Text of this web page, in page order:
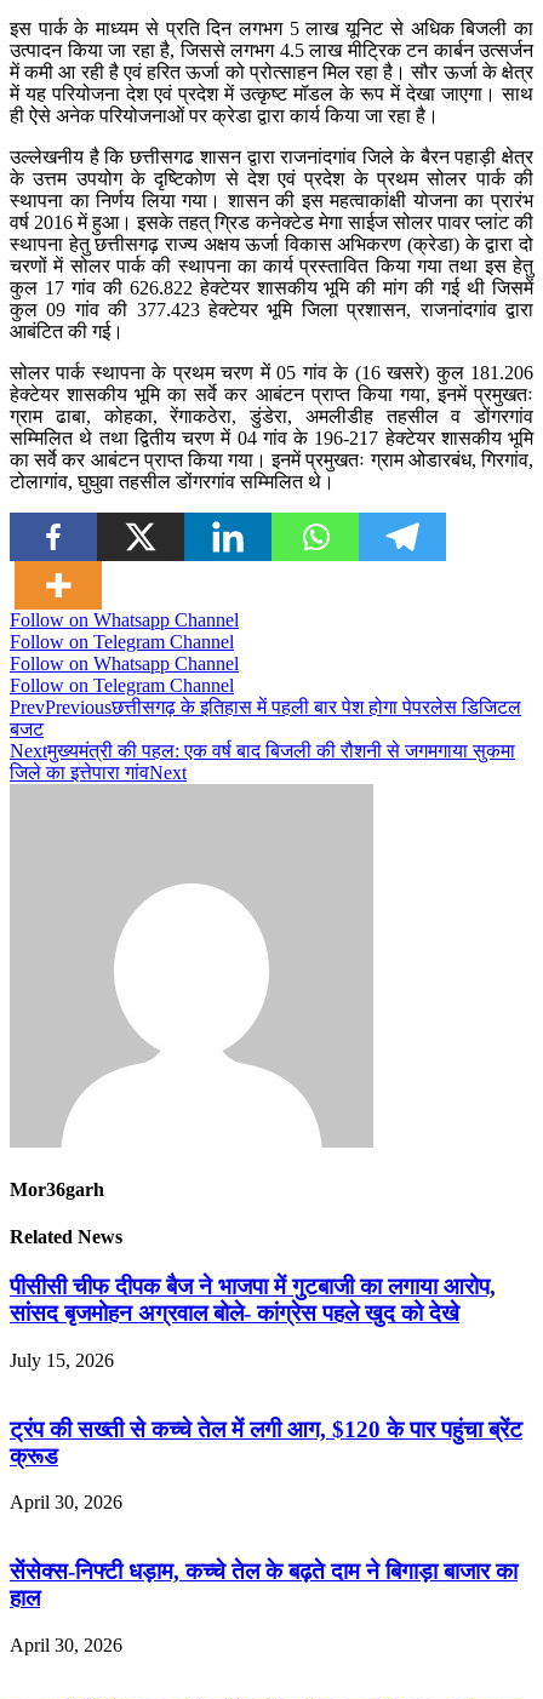
इस पार्क के माध्यम से प्रति दिन लगभग 5 लाख यूनिट से अधिक बिजली का
उत्पादन किया जा रहा है, जिससे लगभग 4.5 लाख मीट्रिक टन कार्बन उत्सर्जन
में कमी आ रही है एवं हरित ऊर्जा को प्रोत्साहन मिल रहा है। सौर ऊर्जा के क्षेत्र
में यह परियोजना देश एवं प्रदेश में उत्कृष्ट मॉडल के रूप में देखा जाएगा। साथ
ही ऐसे अनेक परियोजनाओं पर क्रेडा द्वारा कार्य किया जा रहा है।
उल्लेखनीय है कि छत्तीसगढ शासन द्वारा राजनांदगांव जिले के बैरन पहाड़ी क्षेत्र
के उत्तम उपयोग के दृष्टिकोण से देश एवं प्रदेश के प्रथम सोलर पार्क की
स्थापना का निर्णय लिया गया। शासन की इस महत्वाकांक्षी योजना का प्रारंभ
वर्ष 2016 में हुआ। इसके तहत् ग्रिड कनेक्टेड मेगा साईज सोलर पावर प्लांट की
स्थापना हेतु छत्तीसगढ़ राज्य अक्षय ऊर्जा विकास अभिकरण (क्रेडा) के द्वारा दो
चरणों में सोलर पार्क की स्थापना का कार्य प्रस्तावित किया गया तथा इस हेतु
कुल 17 गांव की 626.822 हेक्टेयर शासकीय भूमि की मांग की गई थी जिसमें
कुल 09 गांव की 377.423 हेक्टेयर भूमि जिला प्रशासन, राजनांदगांव द्वारा
आबंटित की गई।
सोलर पार्क स्थापना के प्रथम चरण में 05 गांव के (16 खसरे) कुल 181.206
हेक्टेयर शासकीय भूमि का सर्वे कर आबंटन प्राप्त किया गया, इनमें प्रमुखतः
ग्राम ढाबा, कोहका, रेंगाकठेरा, डुंडेरा, अमलीडीह तहसील व डोंगरगांव
सम्मिलित थे तथा द्वितीय चरण में 04 गांव के 196-217 हेक्टेयर शासकीय भूमि
का सर्वे कर आबंटन प्राप्त किया गया। इनमें प्रमुखतः ग्राम ओडारबंध, गिरगांव,
टोलागांव, घुघुवा तहसील डोंगरगांव सम्मिलित थे।
Follow on Whatsapp Channel
Follow on Telegram Channel
Follow on Whatsapp Channel
Follow on Telegram Channel
PrevPreviousछत्तीसगढ़ के इतिहास में पहली बार पेश होगा पेपरलेस डिजिटल
बजट
Nextमुख्यमंत्री की पहल: एक वर्ष बाद बिजली की रौशनी से जगमगाया सुकमा
जिले का इत्तेपारा गांवNext
Mor36garh
Related News
पीसीसी चीफ दीपक बैज ने भाजपा में गुटबाजी का लगाया आरोप,
सांसद बृजमोहन अग्रवाल बोले- कांग्रेस पहले खुद को देखे
July 15, 2026
ट्रंप की सख्ती से कच्चे तेल में लगी आग, $120 के पार पहुंचा ब्रेंट
क्रूड
April 30, 2026
सेंसेक्स-निफ्टी धड़ाम, कच्चे तेल के बढ़ते दाम ने बिगाड़ा बाजार का
हाल
April 30, 2026